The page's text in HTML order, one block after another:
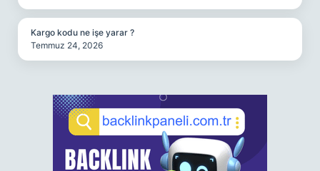
Kargo kodu ne işe yarar ?
Temmuz 24, 2026